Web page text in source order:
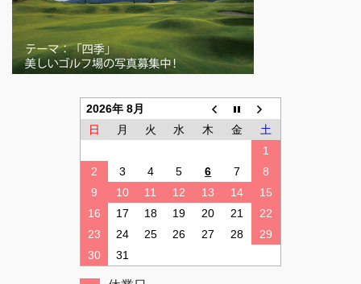
2026年 8月
日
月 火 水 木 金
土
1
2
3 4 5 6 7
8
9
10 11 12 13 14
15
16
17 18 19 20 21
22
23
24 25 26 27 28
29
30
31